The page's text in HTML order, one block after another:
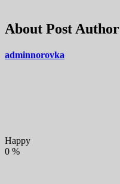
About Post Author
adminnorovka
Happy
0 %